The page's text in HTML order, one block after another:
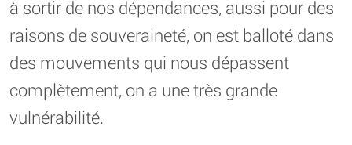
à sortir de nos dépendances, aussi pour des
raisons de souveraineté, on est balloté dans
des mouvements qui nous dépassent
complètement, on a une très grande
vulnérabilité.